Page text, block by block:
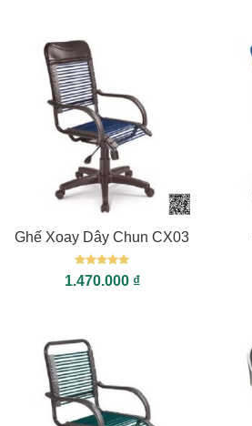
Ghế Xoay Dây Chun CX03
Được xếp
hạng55
1.470.000 ₫